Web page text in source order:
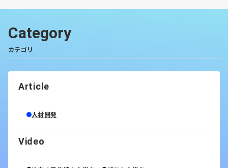
Category
カテゴリ
Article
人材開発
Video